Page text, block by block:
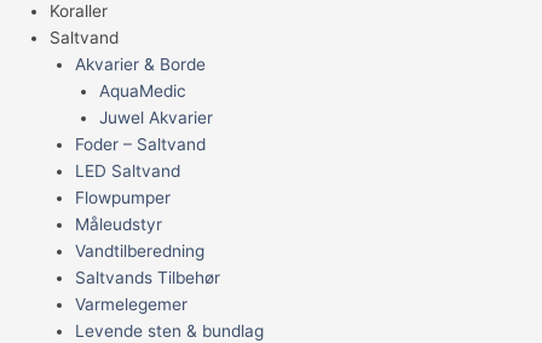
Koraller
Saltvand
Akvarier & Borde
AquaMedic
Juwel Akvarier
Foder – Saltvand
LED Saltvand
Flowpumper
Måleudstyr
Vandtilberedning
Saltvands Tilbehør
Varmelegemer
Levende sten & bundlag